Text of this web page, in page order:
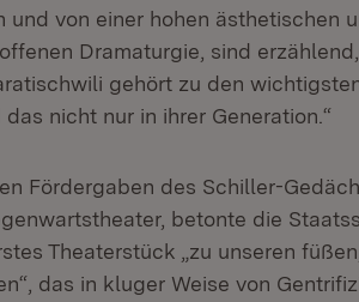
und von einer hohen ästhetischen
Dramaturgie, sind
gehört zu den
nicht nur in ihrer Generation.“
Fördergaben des Schiller-
betonte die
Theaterstück „zu unseren
das in kluger Weise von